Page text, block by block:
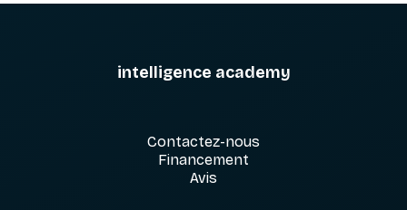
intelligence academy
Contactez-nous
Financement
Avis